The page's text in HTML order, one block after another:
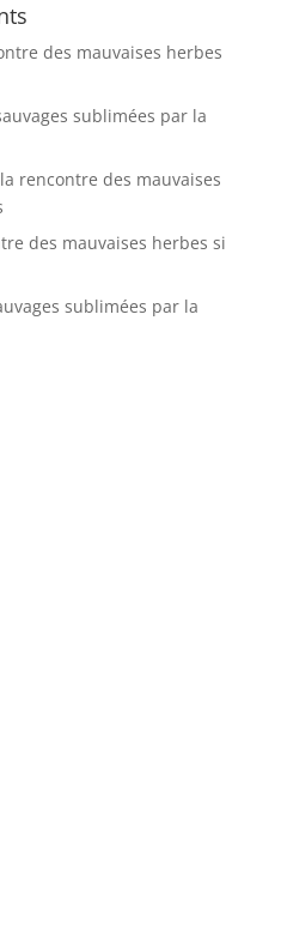
des mauvaises herbes
sublimées par la
rencontre des mauvaises
des mauvaises herbes si
sublimées par la